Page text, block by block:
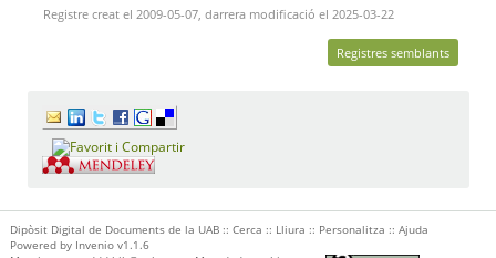
Registre creat el 2009-05-07, darrera modificació el 2025-03-22
Registres semblants
Dipòsit Digital de Documents de la UAB :: Cerca :: Lliura :: Personalitza :: Ajuda
Powered by Inveniov1.1.6